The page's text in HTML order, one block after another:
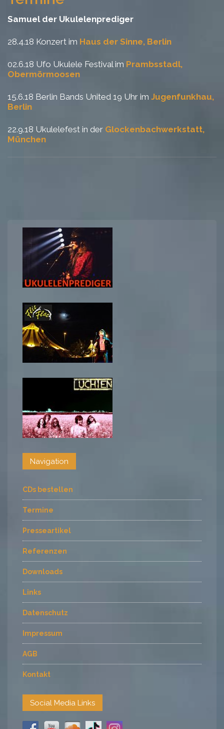
Samuel der Ukulelenprediger
28.4.18 Konzert im Haus der Sinne, Berlin
02.6.18 Ufo Ukulele Festival im Prambsstadl,
Obermörmoosen
15.6.18 Berlin Bands United 19 Uhr im Jugenfunkhau,
Berlin
22.9.18 Ukulelefest in der Glockenbachwerkstatt,
München
Navigation
CDs bestellen
Termine
Presseartikel
Referenzen
Downloads
Links
Datenschutz
Impressum
AGB
Kontakt
Social Media Links